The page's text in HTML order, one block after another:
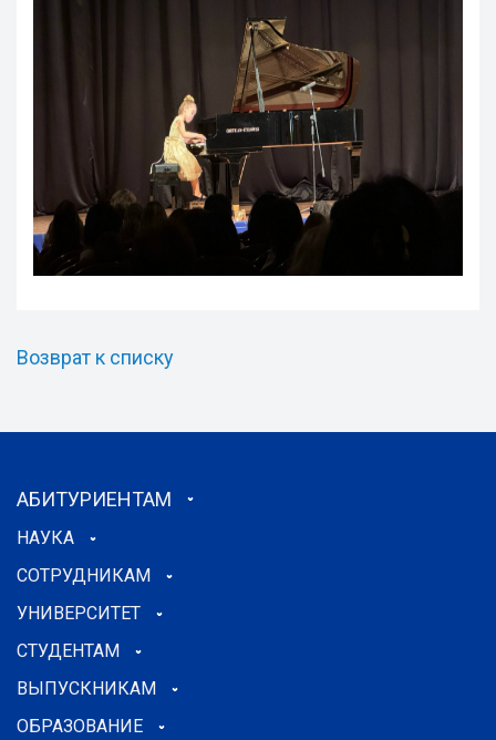
Возврат к списку
АБИТУРИЕНТАМ
НАУКА
СОТРУДНИКАМ
УНИВЕРСИТЕТ
СТУДЕНТАМ
ВЫПУСКНИКАМ
ОБРАЗОВАНИЕ